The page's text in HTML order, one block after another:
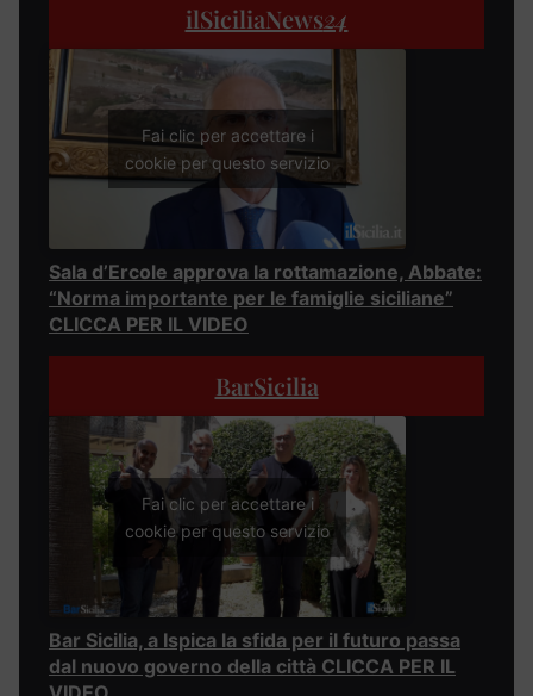
ilSiciliaNews24
Fai clic per accettare i
cookie per questo servizio
Sala d’Ercole approva la rottamazione, Abbate:
“Norma importante per le famiglie siciliane”
CLICCA PER IL VIDEO
BarSicilia
Fai clic per accettare i
cookie per questo servizio
Bar Sicilia, a Ispica la sfida per il futuro passa
dal nuovo governo della città CLICCA PER IL